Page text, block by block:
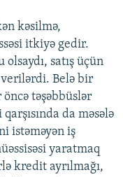
kəsilmə,
itkiyə gedir.
satış üçün
Belə bir
təşəbbüslər
da məsələ
istəməyən iş
yaratmaq
kredit ayrılmağı,